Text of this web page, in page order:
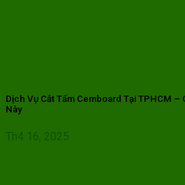
Dịch Vụ Cắt Tấm Cemboard Tại TPHCM –
Này
Th4 16, 2025